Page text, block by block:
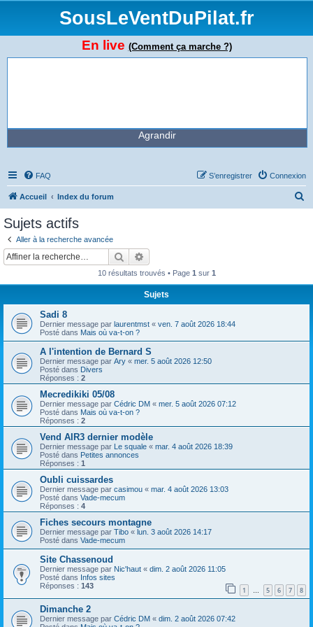
SousLeVentDuPilat.fr
En live (Comment ça marche ?)
Agrandir
FAQ Connexion
S’enregistrer
Accueil Index du forum
Sujets actifs
Aller à la recherche avancée
Rechercher
10 résultats trouvés • Page 1 sur 1
Sujets
Sadi 8
Dernier message par laurentmst « ven. 7 août 2026 18:44
Posté dans Mais où va-t-on ?
A l'intention de Bernard S
Dernier message par Ary « mer. 5 août 2026 12:50
Posté dans Divers
Réponses : 2
Mecredikiki 05/08
Dernier message par Cédric DM « mer. 5 août 2026 07:12
Posté dans Mais où va-t-on ?
Réponses : 2
Vend AIR3 dernier modèle
Dernier message par Le squale « mar. 4 août 2026 18:39
Posté dans Petites annonces
Réponses : 1
Oubli cuissardes
Dernier message par casimou « mar. 4 août 2026 13:03
Posté dans Vade-mecum
Réponses : 4
Fiches secours montagne
Dernier message par Tibo « lun. 3 août 2026 14:17
Posté dans Vade-mecum
Site Chassenoud
Dernier message par Nic'haut « dim. 2 août 2026 11:05
Posté dans Infos sites
Réponses : 143 1 5 6 7 8
Dimanche 2
Dernier message par Cédric DM « dim. 2 août 2026 07:42